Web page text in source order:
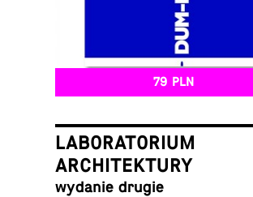
79 PLN
LABORATORIUM
ARCHITEKTURY
wydanie drugie